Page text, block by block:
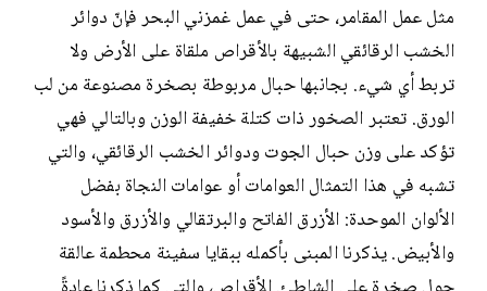
مثل عمل المقامر، حتى في عمل غمزني البحر فإنّ دوائر
الخشب الرقائقي الشبيهة بالأقراص ملقاة على الأرض ولا
تربط أي شيء. بجانبها حبال مربوطة بصخرة مصنوعة من لب
الورق. تعتبر الصخور ذات كتلة خفيفة الوزن وبالتالي فهي
تؤكد على وزن حبال الجوت ودوائر الخشب الرقائقي، والتي
تشبه في هذا التمثال العوامات أو عوامات النجاة بفضل
الألوان الموحدة: الأزرق الفاتح والبرتقالي والأزرق والأسود
والأبيض. يذكرنا المبنى بأكمله ببقايا سفينة محطمة عالقة